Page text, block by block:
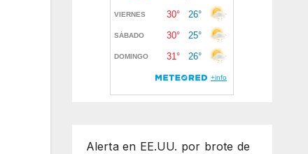
Alerta en EE.UU. por brote de